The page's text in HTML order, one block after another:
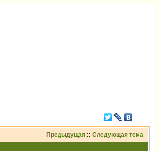
Предыдущая :: Следующая тема